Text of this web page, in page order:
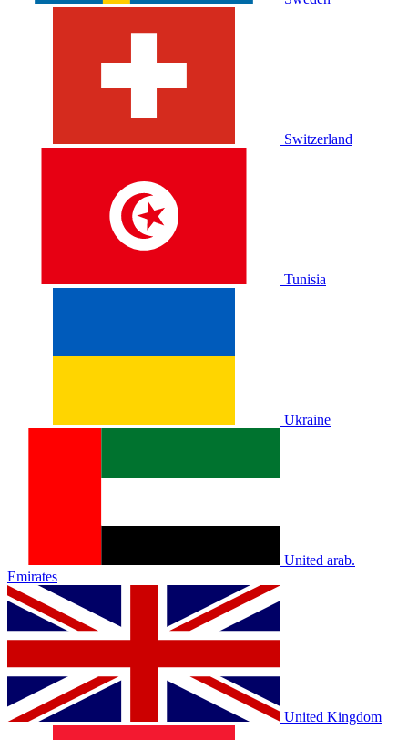
Switzerland
Tunisia
Ukraine
United arab.
Emirates
United Kingdom